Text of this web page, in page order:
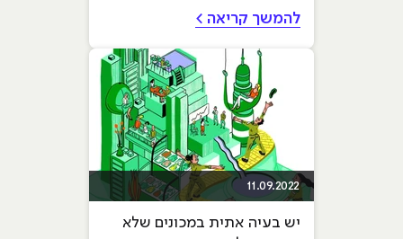
להמשך קריאה >
11.09.2022
יש בעיה אתית במכונים שלא